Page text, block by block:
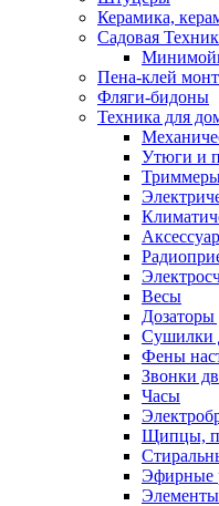
Керамика,
Садовая
Пена-клей
Фляги-бидоны
Техника для
Утюги и
Весы
Сушилки
Фены
Звонки
Часы
Щипцы,
Эфирные